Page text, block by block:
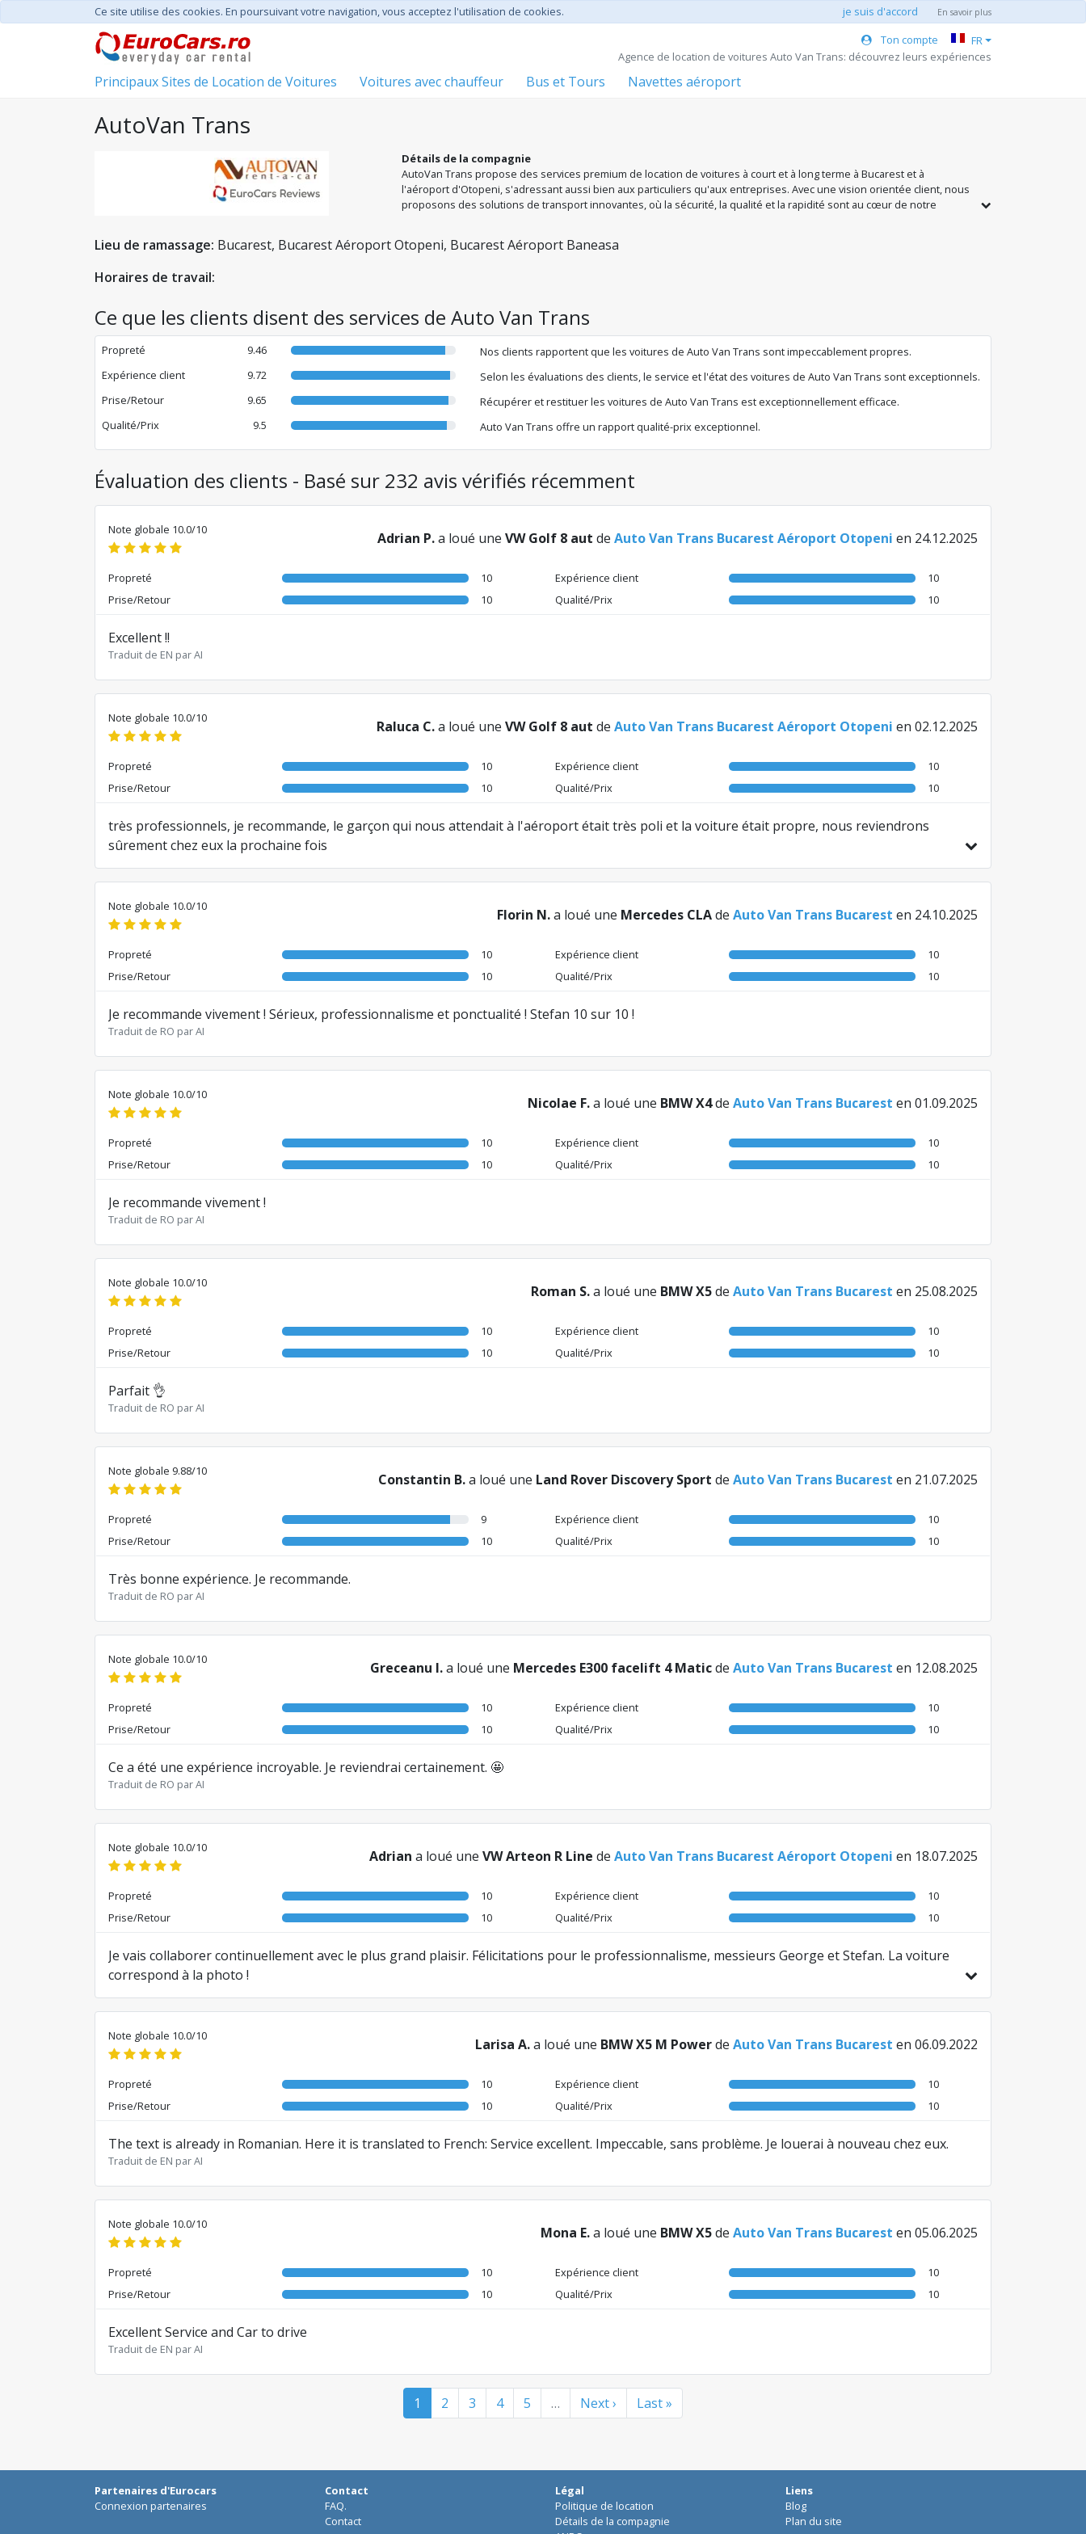
Ce site utilise des cookies. En poursuivant votre navigation, vous acceptez l'utilisation de cookies. je suis d'accord En savoir plus
Ton compte
FR
Agence de location de voitures Auto Van Trans: découvrez leurs expériences
Principaux Sites de Location de Voitures Voitures avec chauffeur Bus et Tours Navettes aéroport
AutoVan Trans
Détails de la compagnie
AutoVan Trans propose des services premium de location de voitures à court et à long terme à Bucarest et à
l'aéroport d'Otopeni, s'adressant aussi bien aux particuliers qu'aux entreprises. Avec une vision orientée client, nous
proposons des solutions de transport innovantes, où la sécurité, la qualité et la rapidité sont au cœur de notre
Lieu de ramassage: Bucarest, Bucarest Aéroport Otopeni, Bucarest Aéroport Baneasa
Horaires de travail:
Ce que les clients disent des services de Auto Van Trans
Propreté 9.46
Nos clients rapportent que les voitures de Auto Van Trans sont impeccablement propres.
Expérience client
9.72
Selon les évaluations des clients, le service et l'état des voitures de Auto Van Trans sont exceptionnels.
Prise/Retour
9.65
Récupérer et restituer les voitures de Auto Van Trans est exceptionnellement efficace.
Qualité/Prix
9.5 Auto Van Trans offre un rapport qualité-prix exceptionnel.
Évaluation des clients - Basé sur 232 avis vérifiés récemment
Note globale 10.0/10 Adrian P.a loué une VW Golf 8 aut de Auto Van Trans Bucarest Aéroport Otopeni en 24.12.2025
Propreté 10 Expérience client
10
Prise/Retour
10 Qualité/Prix 10
Excellent !!
Traduit de EN par AI
Note globale 10.0/10 Raluca C.a loué une VW Golf 8 aut de Auto Van Trans Bucarest Aéroport Otopeni en 02.12.2025
Propreté 10 Expérience client
10
Prise/Retour
10 Qualité/Prix 10
très professionnels, je recommande, le garçon qui nous attendait à l'aéroport était très poli et la voiture était propre, nous reviendrons
sûrement chez eux la prochaine fois
Note globale 10.0/10 Florin N.a loué une Mercedes CLAde Auto Van Trans Bucarest en 24.10.2025
Propreté 10 Expérience client
10
Prise/Retour
10 Qualité/Prix 10
Je recommande vivement ! Sérieux, professionnalisme et ponctualité ! Stefan 10 sur 10 !
Traduit de RO par AI
Note globale 10.0/10 Nicolae F.a loué une BMW X4de Auto Van Trans Bucarest en 01.09.2025
Propreté 10 Expérience client
10
Prise/Retour
10 Qualité/Prix 10
Je recommande vivement !
Traduit de RO par AI
Note globale 10.0/10 Roman S.a loué une BMW X5de Auto Van Trans Bucarest en 25.08.2025
Propreté 10 Expérience client
10
Prise/Retour
10 Qualité/Prix 10
Parfait 👌
Traduit de RO par AI
Note globale 9.88/10 Constantin B.a loué une Land Rover Discovery Sport de Auto Van Trans Bucarest en 21.07.2025
Propreté 9 Expérience client
10
Prise/Retour
10 Qualité/Prix 10
Très bonne expérience. Je recommande.
Traduit de RO par AI
Note globale 10.0/10 Greceanu I.a loué une Mercedes E300 facelift 4 Maticde Auto Van Trans Bucarest en 12.08.2025
Propreté 10 Expérience client
10
Prise/Retour
10 Qualité/Prix 10
Ce a été une expérience incroyable. Je reviendrai certainement. 🤩
Traduit de RO par AI
Note globale 10.0/10 Adrian a loué une VW Arteon R Line de Auto Van Trans Bucarest Aéroport Otopeni en 18.07.2025
Propreté 10 Expérience client
10
Prise/Retour
10 Qualité/Prix 10
Je vais collaborer continuellement avec le plus grand plaisir. Félicitations pour le professionnalisme, messieurs George et Stefan. La voiture
correspond à la photo !
Note globale 10.0/10 Larisa A.a loué une BMW X5 M Powerde Auto Van Trans Bucarest en 06.09.2022
Propreté 10 Expérience client
10
Prise/Retour
10 Qualité/Prix 10
The text is already in Romanian. Here it is translated to French: Service excellent. Impeccable, sans problème. Je louerai à nouveau chez eux.
Traduit de EN par AI
Note globale 10.0/10 Mona E.a loué une BMW X5de Auto Van Trans Bucarest en 05.06.2025
Propreté 10 Expérience client
10
Prise/Retour
10 Qualité/Prix 10
Excellent Service and Car to drive
Traduit de EN par AI
1 2 3 4 5 … Next › Last »
Partenaires d'Eurocars
Connexion partenaires
Contact
FAQ.
Contact
Légal
Politique de location
Détails de la compagnie
Liens
Blog
Plan du site